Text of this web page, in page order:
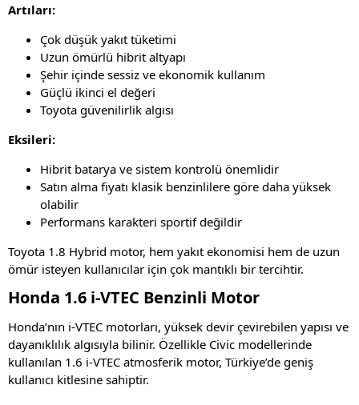
Artıları:
Çok düşük yakıt tüketimi
Uzun ömürlü hibrit altyapı
Şehir içinde sessiz ve ekonomik kullanım
Güçlü ikinci el değeri
Toyota güvenilirlik algısı
Eksileri:
Hibrit batarya ve sistem kontrolü önemlidir
Satın alma fiyatı klasik benzinlilere göre daha yüksek
olabilir
Performans karakteri sportif değildir
Toyota 1.8 Hybrid motor, hem yakıt ekonomisi hem de uzun
ömür isteyen kullanıcılar için çok mantıklı bir tercihtir.
Honda 1.6 i-VTEC Benzinli Motor
Honda’nın i-VTEC motorları, yüksek devir çevirebilen yapısı ve
dayanıklılık algısıyla bilinir. Özellikle Civic modellerinde
kullanılan 1.6 i-VTEC atmosferik motor, Türkiye’de geniş
kullanıcı kitlesine sahiptir.